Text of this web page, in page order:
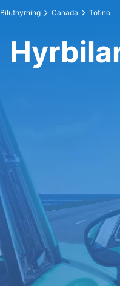
Biluthyrning Canada Tofino